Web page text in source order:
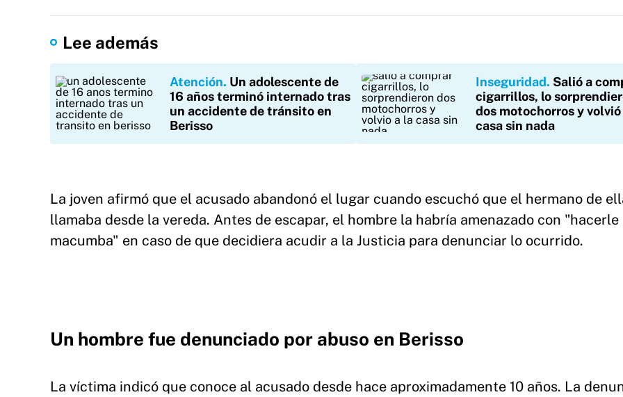
Lee además
Atención Un adolescente de
16 años terminó internado tras
un accidente de tránsito en
Berisso
Inseguridad Salió a
cigarrillos, lo
dos motochorros y volvió
casa sin nada
La joven afirmó que el acusado abandonó el lugar cuando escuchó que el hermano de
llamaba desde la vereda. Antes de escapar, el hombre la habría amenazado con "hacerle
macumba" en caso de que decidiera acudir a la Justicia para denunciar lo ocurrido.
Un hombre fue denunciado por abuso en Berisso
La víctima indicó que conoce al acusado desde hace aproximadamente 10 años. La